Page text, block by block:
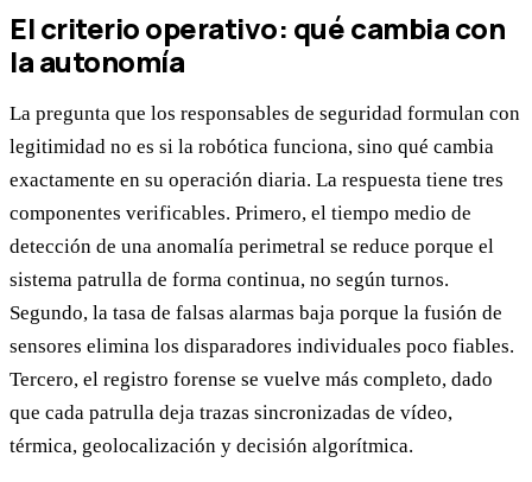
El criterio operativo: qué cambia con
la autonomía
La pregunta que los responsables de seguridad formulan con
legitimidad no es si la robótica funciona, sino qué cambia
exactamente en su operación diaria. La respuesta tiene tres
componentes verificables. Primero, el tiempo medio de
detección de una anomalía perimetral se reduce porque el
sistema patrulla de forma continua, no según turnos.
Segundo, la tasa de falsas alarmas baja porque la fusión de
sensores elimina los disparadores individuales poco fiables.
Tercero, el registro forense se vuelve más completo, dado
que cada patrulla deja trazas sincronizadas de vídeo,
térmica, geolocalización y decisión algorítmica.